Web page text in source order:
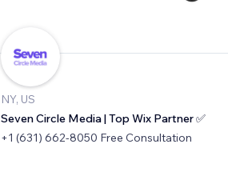
NY, US
Seven Circle Media | Top Wix Partner ✅
+1 (631) 662-8050 Free Consultation